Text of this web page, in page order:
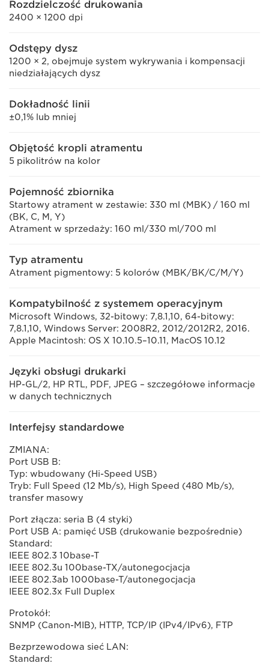
Rozdzielczość drukowania
2400 × 1200 dpi
Odstępy dysz
1200 × 2, obejmuje system wykrywania i kompensacji
niedziałających dysz
Dokładność linii
±0,1% lub mniej
Objętość kropli atramentu
5 pikolitrów na kolor
Pojemność zbiornika
Startowy atrament w zestawie: 330 ml (MBK) / 160 ml
(BK, C, M, Y)
Atrament w sprzedaży: 160 ml/330 ml/700 ml
Typ atramentu
Atrament pigmentowy: 5 kolorów (MBK/BK/C/M/Y)
Kompatybilność z systemem operacyjnym
Microsoft Windows, 32-bitowy: 7,8.1,10, 64-bitowy:
7,8.1,10, Windows Server: 2008R2, 2012/2012R2, 2016.
Apple Macintosh: OS X 10.10.5–10.11, MacOS 10.12
Języki obsługi drukarki
HP-GL/2, HP RTL, PDF, JPEG – szczegółowe informacje
w danych technicznych
Interfejsy standardowe
ZMIANA:
Port USB B:
Typ: wbudowany (Hi-Speed USB)
Tryb: Full Speed (12 Mb/s), High Speed (480 Mb/s),
transfer masowy
Port złącza: seria B (4 styki)
Port USB A: pamięć USB (drukowanie bezpośrednie)
Standard:
IEEE 802.3 10base-T
IEEE 802.3u 100base-TX/autonegocjacja
IEEE 802.3ab 1000base-T/autonegocjacja
IEEE 802.3x Full Duplex
Protokół:
SNMP (Canon-MIB), HTTP, TCP/IP (IPv4/IPv6), FTP
Bezprzewodowa sieć LAN:
Standard: